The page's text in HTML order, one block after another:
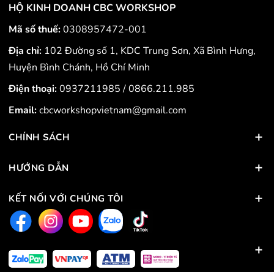
HỘ KINH DOANH CBC WORKSHOP
Mã số thuế:0308957472-001
Địa chỉ: 102 Đường số 1, KDC Trung Sơn, Xã Bình Hưng,
Huyện Bình Chánh, Hồ Chí Minh
Điện thoại:0937211985/0866.211.985
Email:cbcworkshopvietnam@gmail.com
CHÍNH SÁCH
HƯỚNG DẪN
KẾT NỐI VỚI CHÚNG TÔI